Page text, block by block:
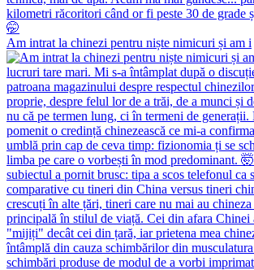
Am intrat la chinezi pentru niște nimicuri și am i